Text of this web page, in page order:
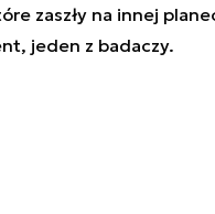
zaszły na innej
jeden z badaczy.